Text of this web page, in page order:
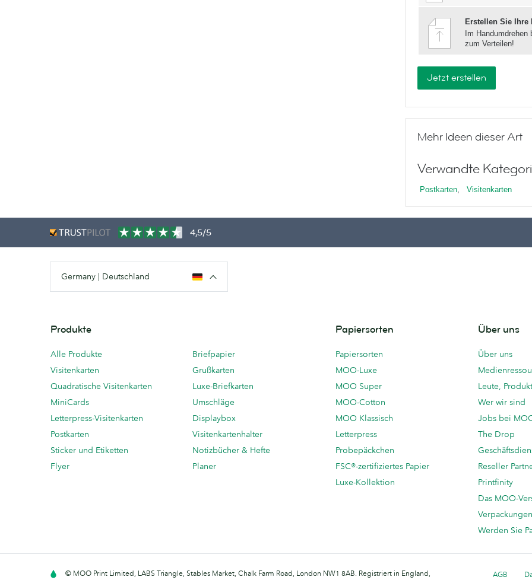
Erstellen Sie Ihre
Im
zum Verteilen!
Jetzt erstellen
Mehr Ideen dieser Art
Verwandte
Postkarten, Visitenkarten
4,5/5
Germany | Deutschland
Produkte
Alle Produkte
Visitenkarten
Quadratische Visitenkarten
MiniCards
Letterpress-Visitenkarten
Postkarten
Sticker und Etiketten
Flyer
Briefpapier
Grußkarten
Luxe-Briefkarten
Umschläge
Displaybox
Visitenkartenhalter
Notizbücher & Hefte
Planer
Papiersorten
Papiersorten
MOO-Luxe
MOO Super
MOO-Cotton
MOO Klassisch
Letterpress
Probepäckchen
FSC®-zertifiziertes Papier
Luxe-Kollektion
Über uns
Über uns
Leute,
Wer wir sind
Jobs bei
The Drop
Reseller
Printfinity
Das MOO-
Verpackungen
Werden Sie
AGB
© MOO Print Limited, LABS Triangle, Stables Market, Chalk Farm Road, London NW1 8AB. Registriert in England,